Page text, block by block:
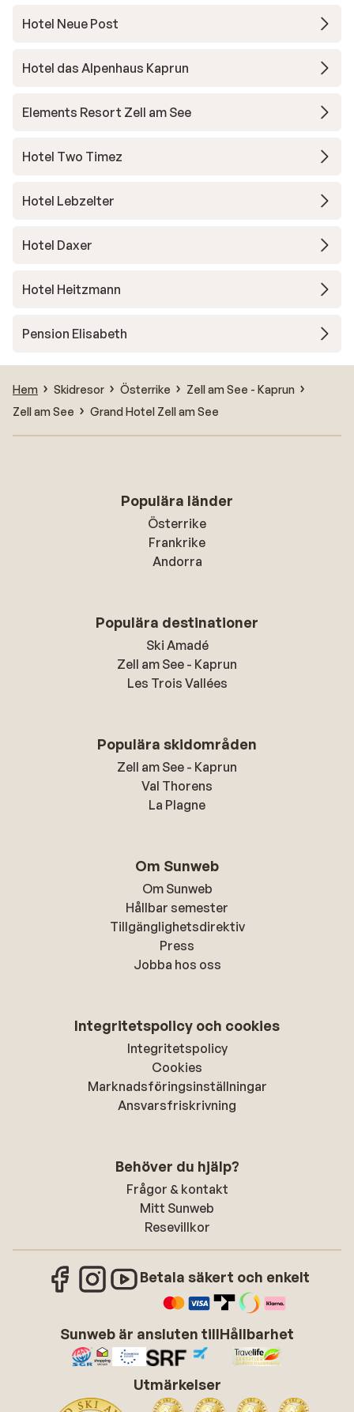
Hotel Neue Post
Hotel das Alpenhaus Kaprun
Elements Resort Zell am See
Hotel Two Timez
Hotel Lebzelter
Hotel Daxer
Hotel Heitzmann
Pension Elisabeth
Hem Skidresor Österrike
Zell am See - Kaprun
Zell am See
Grand Hotel Zell am See
Populära länder
Österrike
Frankrike
Andorra
Populära destinationer
Ski Amadé
Zell am See - Kaprun
Les Trois Vallées
Populära skidområden
Zell am See - Kaprun
Val Thorens
La Plagne
Om Sunweb
Om Sunweb
Hållbar semester
Tillgänglighetsdirektiv
Press
Jobba hos oss
Integritetspolicy och cookies
Integritetspolicy
Cookies
Marknadsföringsinställningar
Ansvarsfriskrivning
Behöver du hjälp?
Frågor & kontakt
Mitt Sunweb
Resevillkor
Betala säkert och enkelt
Sunweb är ansluten tillHållbarhet
Utmärkelser